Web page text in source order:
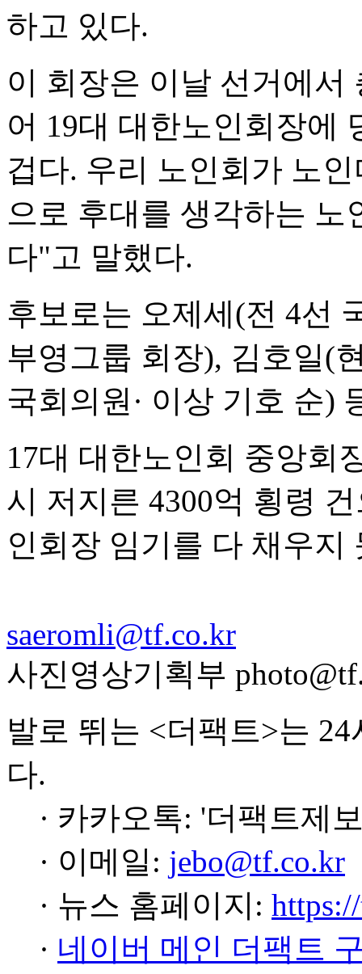
하고 있다.
이 회장은 이날 선거에서
어 19대 대한노인회장에
겁다. 우리 노인회가 노
으로 후대를 생각하는 노
다"고 말했다.
후보로는 오제세(전 4선
부영그룹 회장), 김호일(
국회의원· 이상 기호 순)
17대 대한노인회 중앙회
시 저지른 4300억 횡령
인회장 임기를 다 채우지
saeromli@tf.co.kr
사진영상기획부
발로 뛰는 <더팩트>는
다.
· 카카오톡: '더팩트제
· 이메일: jebo@tf.co.kr
· 뉴스 홈페이지:
· 네이버 메인 더팩트